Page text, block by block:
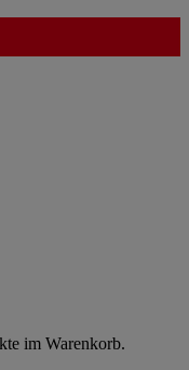
im Warenkorb.